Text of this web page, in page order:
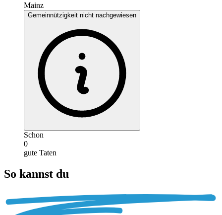
Mainz
Gemeinnützigkeit nicht nachgewiesen
Schon
0
gute Taten
So kannst du